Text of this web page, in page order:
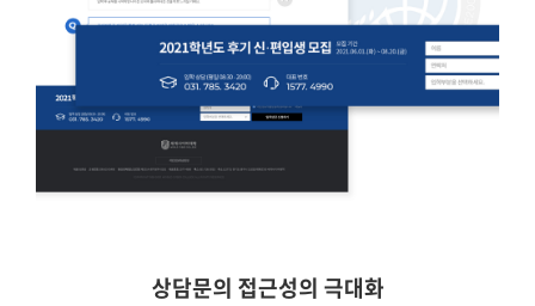
상담문의 접근성의 극대화